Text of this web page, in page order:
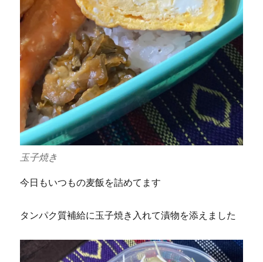
玉子焼き
今日もいつもの麦飯を詰めてます
タンパク質補給に玉子焼き入れて漬物を添えました